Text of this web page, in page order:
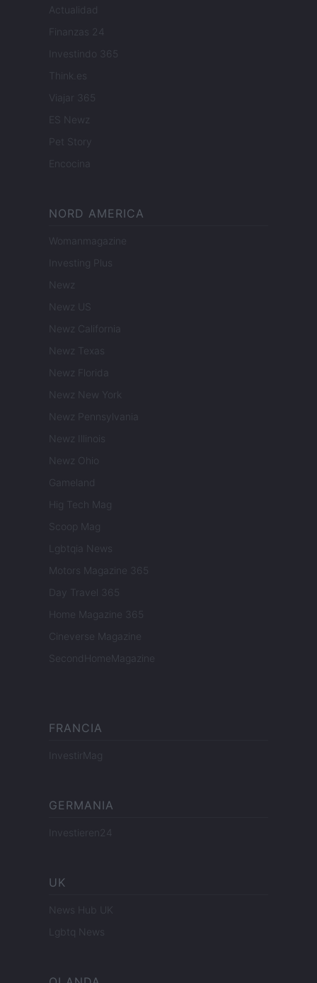
Actualidad
Finanzas 24
Investindo 365
Think.es
Viajar 365
ES Newz
Pet Story
Encocina
NORD AMERICA
Womanmagazine
Investing Plus
Newz
Newz US
Newz California
Newz Texas
Newz Florida
Newz New York
Newz Pennsylvania
Newz Illinois
Newz Ohio
Gameland
Hig Tech Mag
Scoop Mag
Lgbtqia News
Motors Magazine 365
Day Travel 365
Home Magazine 365
Cineverse Magazine
SecondHomeMagazine
FRANCIA
InvestirMag
GERMANIA
Investieren24
UK
News Hub UK
Lgbtq News